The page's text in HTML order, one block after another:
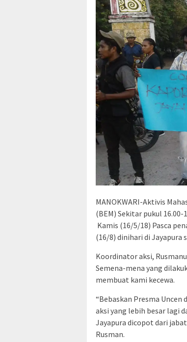
MANOKWARI-Aktivis
(BEM) Sekitar pukul 16.00-
Kamis (16/5/18) Pasca
(16/8) dinihari di Jayapura
Koordinator aksi,
Semena-mena yang
membuat kami kecewa.
“Bebaskan Presma
aksi yang lebih besar lagi
Jayapura dicopot dari
Rusman.